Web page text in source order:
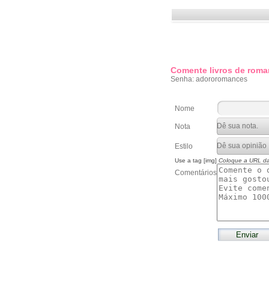
Comente livros de
Senha: adororomances
Nome
Nota
Estilo
Use a tag [img] Coloque a URL
Comentários